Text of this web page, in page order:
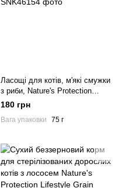
Ласощі для котів, м'які смужки
з риби, Nature's Protection
Lifestyle Snack For Cats Soft
Fish Strips 75г
180 грн
Вага упаковки 75 г